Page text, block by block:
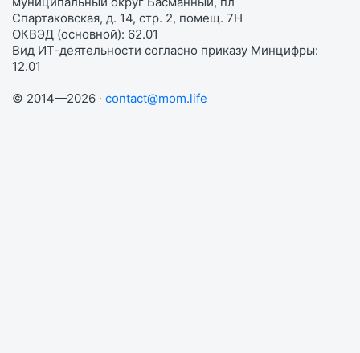
Спартаковская, д. 14, стр. 2, помещ. 7Н
ОКВЭД (основной): 62.01
Вид ИТ-деятельности согласно приказу Минцифры:
12.01
© 2014—2026 · contact@mom.life